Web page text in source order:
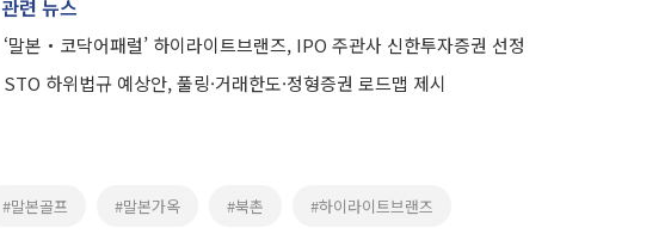
관련 뉴스
‘말본‧코닥어패럴’ 하이라이트브랜즈, IPO 주관사 신한투자증권 선정
STO 하위법규 예상안, 풀링·거래한도·정형증권 로드맵 제시
#말본골프 #말본가옥 #북촌 #하이라이트브랜즈